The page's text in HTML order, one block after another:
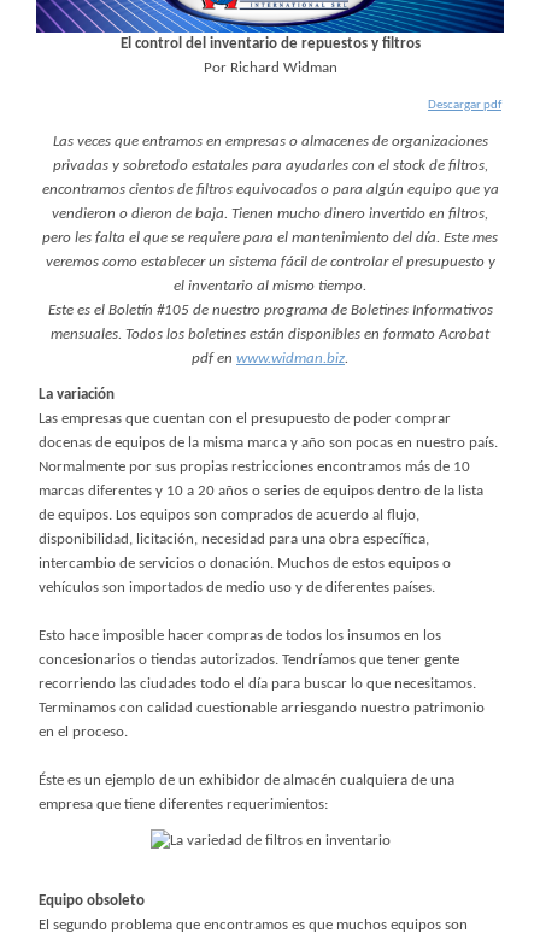
El control del inventario de repuestos y filtros
Por Richard Widman
Descargar pdf
Las veces que entramos en empresas o almacenes de organizaciones
privadas y sobretodo estatales para ayudarles con el stock de filtros,
encontramos cientos de filtros equivocados o para algún equipo que ya
vendieron o dieron de baja. Tienen mucho dinero invertido en filtros,
pero les falta el que se requiere para el mantenimiento del día. Este mes
veremos como establecer un sistema fácil de controlar el presupuesto y
el inventario al mismo tiempo.
Este es el Boletín #105 de nuestro programa de Boletines Informativos
mensuales. Todos los boletines están disponibles en formato Acrobat
pdf en www.widman.biz.
La variación
Las empresas que cuentan con el presupuesto de poder comprar
docenas de equipos de la misma marca y año son pocas en nuestro país.
Normalmente por sus propias restricciones encontramos más de 10
marcas diferentes y 10 a 20 años o series de equipos dentro de la lista
de equipos. Los equipos son comprados de acuerdo al flujo,
disponibilidad, licitación, necesidad para una obra específica,
intercambio de servicios o donación. Muchos de estos equipos o
vehículos son importados de medio uso y de diferentes países.
Esto hace imposible hacer compras de todos los insumos en los
concesionarios o tiendas autorizados. Tendríamos que tener gente
recorriendo las ciudades todo el día para buscar lo que necesitamos.
Terminamos con calidad cuestionable arriesgando nuestro patrimonio
en el proceso.
Éste es un ejemplo de un exhibidor de almacén cualquiera de una
empresa que tiene diferentes requerimientos:
Equipo obsoleto
El segundo problema que encontramos es que muchos equipos son